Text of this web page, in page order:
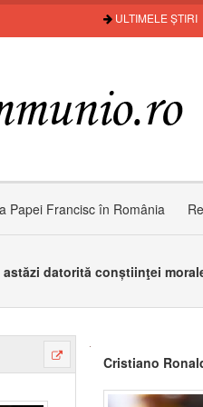
ULTIMELE ȘTIRI
Papei Francisc în România
datorită conștiinţei
Cristiano